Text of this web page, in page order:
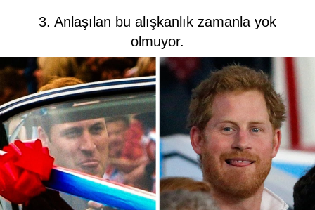
3. Anlaşılan bu alışkanlık zamanla yok
olmuyor.